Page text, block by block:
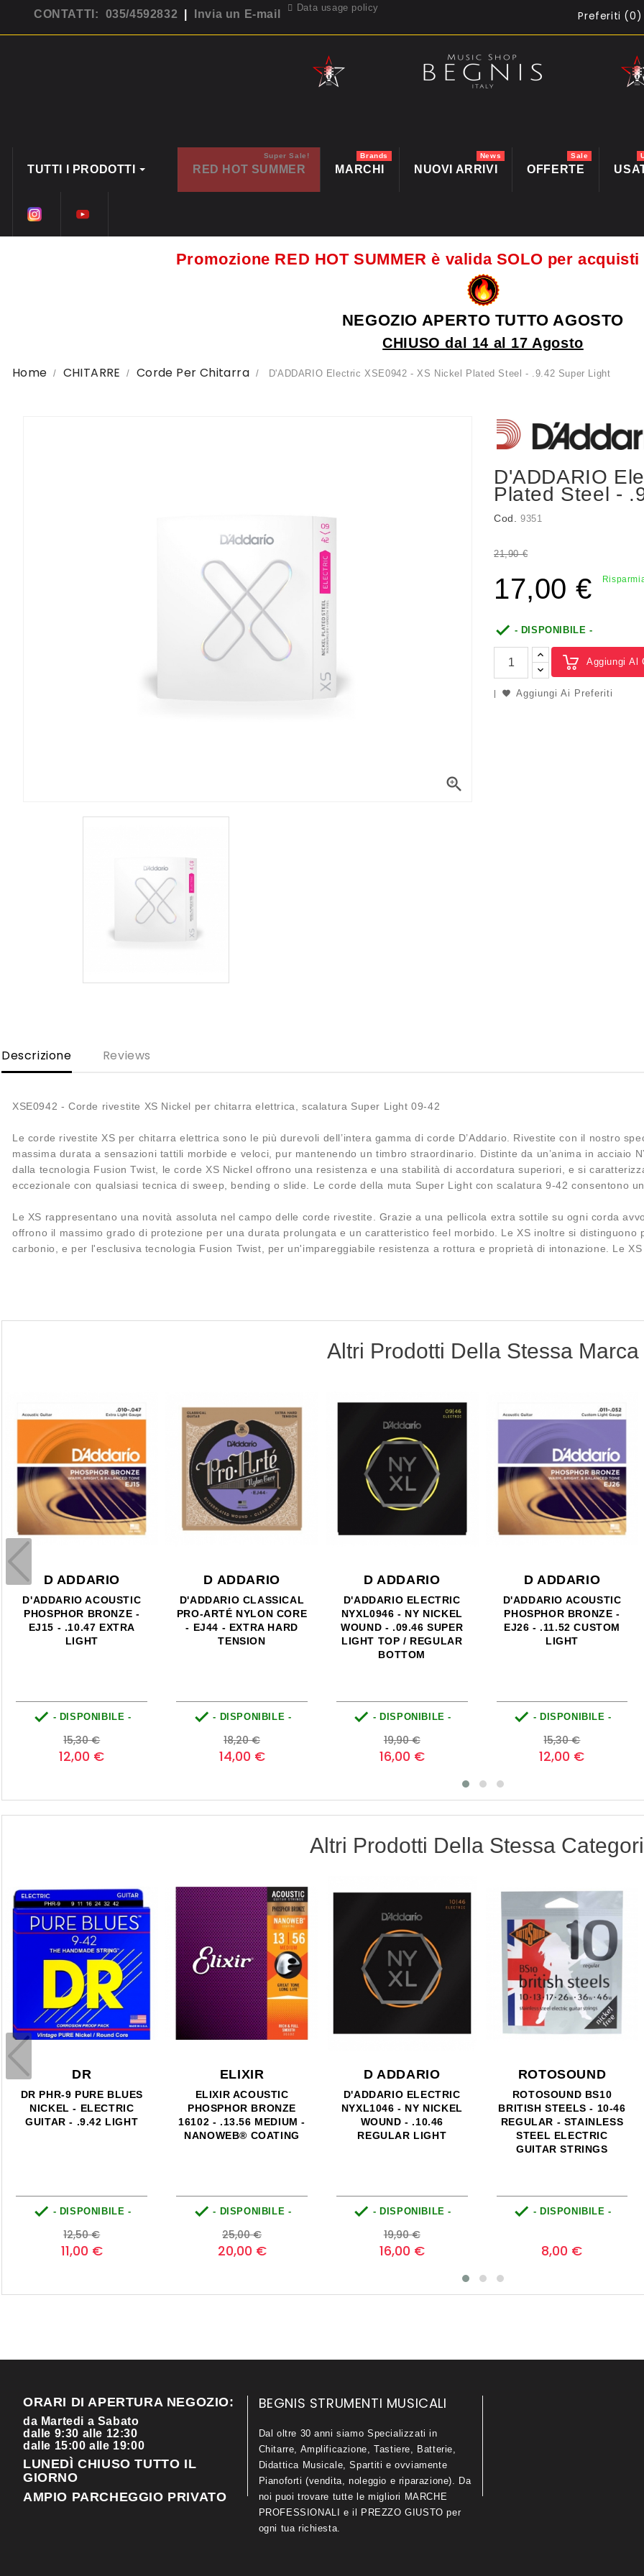
CONTATTI: 035/4592832 Invia un E-mail
Data usage policy
Preferiti (0)
TUTTI I PRODOTTI RED HOT SUMMER
Super Sale!
MARCHI
Brands
NUOVI ARRIVI
News
OFFERTE
Sale
Promozione RED HOT SUMMER è valida SOLO per acquisti
NEGOZIO APERTO TUTTO AGOSTO
CHIUSO dal 14 al 17 Agosto
Home CHITARRE Corde Per Chitarra D'ADDARIO Electric XSE0942 - XS Nickel Plated Steel - .9.42 Super Light

D'ADDARIO
Plated Steel -
Cod. 9351
21,90 €
17,00 €
 - DISPONIBILE -
Aggiungi Al
Aggiungi Ai Preferiti
Descrizione Reviews
XSE0942 - Corde rivestite XS Nickel per chitarra elettrica, scalatura Super Light 09-42
Le corde rivestite XS per chitarra elettrica sono le più durevoli dell’intera gamma di corde D’Addario. Rivestite con il nostro
massima durata a sensazioni tattili morbide e veloci, pur mantenendo un timbro straordinario. Distinte da un’anima in acciaio
dalla tecnologia Fusion Twist, le corde XS Nickel offrono una resistenza e una stabilità di accordatura superiori, e si
eccezionale con qualsiasi tecnica di sweep, bending o slide. Le corde della muta Super Light con scalatura 9-42 consentono
Le XS rappresentano una novità assoluta nel campo delle corde rivestite. Grazie a una pellicola extra sottile su ogni corda
offrono il massimo grado di protezione per una durata prolungata e un caratteristico feel morbido. Le XS inoltre si
carbonio, e per l'esclusiva tecnologia Fusion Twist, per un'impareggiabile resistenza a rottura e proprietà di intonazione. Le
Altri Prodotti Della Stessa Marca
D ADDARIO
D'ADDARIO ACOUSTIC
PHOSPHOR BRONZE -
EJ15 - .10.47 EXTRA
LIGHT
 - DISPONIBILE -
Prezzo
base
15,30 €Prezzo
12,00 €
D ADDARIO
D'ADDARIO CLASSICAL
PRO-ARTÉ NYLON CORE
- EJ44 - EXTRA HARD
TENSION
 - DISPONIBILE -
Prezzo
base
18,20 €Prezzo
14,00 €
D ADDARIO
D'ADDARIO ELECTRIC
NYXL0946 - NY NICKEL
WOUND - .09.46 SUPER
LIGHT TOP / REGULAR
BOTTOM
 - DISPONIBILE -
Prezzo
base
19,90 €Prezzo
16,00 €
D ADDARIO
D'ADDARIO ACOUSTIC
PHOSPHOR BRONZE -
EJ26 - .11.52 CUSTOM
LIGHT
 - DISPONIBILE -
Prezzo
base
15,30 €Prezzo
12,00 €
Altri Prodotti Della Stessa
DR
DR PHR-9 PURE BLUES
NICKEL - ELECTRIC
GUITAR - .9.42 LIGHT
 - DISPONIBILE -
Prezzo
base
12,50 €Prezzo
11,00 €
ELIXIR
ELIXIR ACOUSTIC
PHOSPHOR BRONZE
16102 - .13.56 MEDIUM -
NANOWEB® COATING
 - DISPONIBILE -
Prezzo
base
25,00 €Prezzo
20,00 €
D ADDARIO
D'ADDARIO ELECTRIC
NYXL1046 - NY NICKEL
WOUND - .10.46
REGULAR LIGHT
 - DISPONIBILE -
Prezzo
base
19,90 €Prezzo
16,00 €
ROTOSOUND
ROTOSOUND BS10
BRITISH STEELS - 10-46
REGULAR - STAINLESS
STEEL ELECTRIC
GUITAR STRINGS
 - DISPONIBILE -
8,00 €
ORARI DI APERTURA NEGOZIO:
da Martedi a Sabato
dalle 9:30 alle 12:30
dalle 15:00 alle 19:00
LUNEDÌ CHIUSO TUTTO IL
GIORNO
AMPIO PARCHEGGIO PRIVATO
BEGNIS STRUMENTI MUSICALI
Dal oltre 30 anni siamo Specializzati in
Chitarre, Amplificazione, Tastiere, Batterie,
Didattica Musicale, Spartiti e ovviamente
Pianoforti (vendita, noleggio e riparazione). Da
noi puoi trovare tutte le migliori MARCHE
PROFESSIONALI e il PREZZO GIUSTO per
ogni tua richiesta.